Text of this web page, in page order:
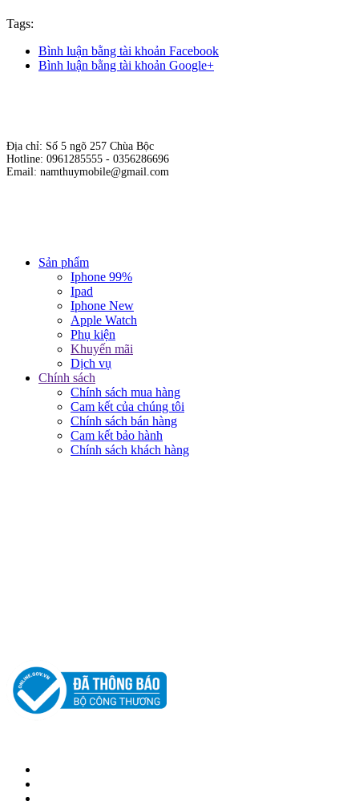
Tags:
Bình luận bằng tài khoản Facebook
Bình luận bằng tài khoản Google+
Địa chỉ: Số 5 ngõ 257 Chùa Bộc
Hotline: 0961285555 - 0356286696
Email: namthuymobile@gmail.com
Sản phẩm
Iphone 99%
Ipad
Iphone New
Apple Watch
Phụ kiện
Khuyến mãi
Dịch vụ
Chính sách
Chính sách mua hàng
Cam kết của chúng tôi
Chính sách bán hàng
Cam kết bảo hành
Chính sách khách hàng